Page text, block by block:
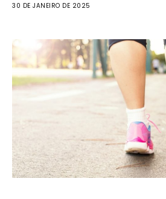
30 DE JANEIRO DE 2025